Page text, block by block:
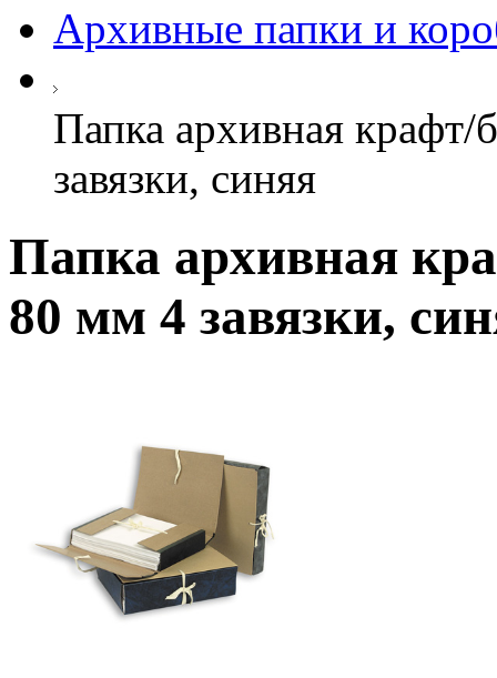
Архивные папки и
Папка архивная
завязки, синяя
Папка архивная
80 мм 4 завязки,